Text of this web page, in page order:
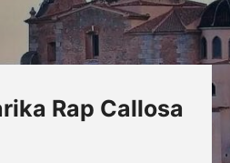
Rap Callosa